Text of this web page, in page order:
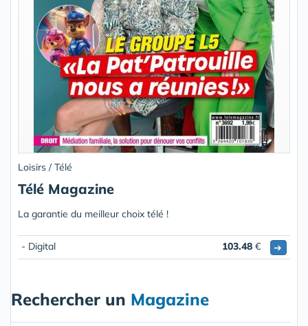
Loisirs / Télé
Télé Magazine
La garantie du meilleur choix télé !
- Digital 103.48 € ➔
Rechercher un Magazine